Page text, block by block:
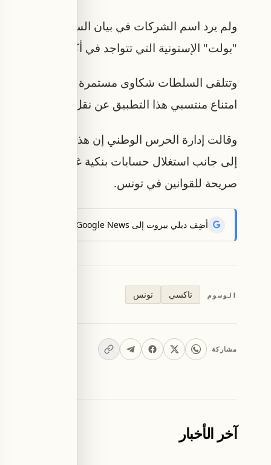
ولم يرد اسم الشركات في بيان السلطات الأمنية
"بولت" الإستونية التي تتواجد في أكثر من 45 دولة في العالم.
وتتلقى السلطات شكاوى مستمرة من ارتفاع
امتناع منتسبي هذا التطبيق عن نقل المواطنين
وقالت إدارة الحرس الوطني إن هذه الشركات تعمل
إلى جانب استغلال حسابات بنكية غير مصرح بها
صريحة للقوانين في تونس.
أضِف ديلي بيروت إلى Google News لتتلقّى أحدث الأخبار أوّلاً.
الوسوم تاكسي تونس
مشاركة
آخر الأخبار